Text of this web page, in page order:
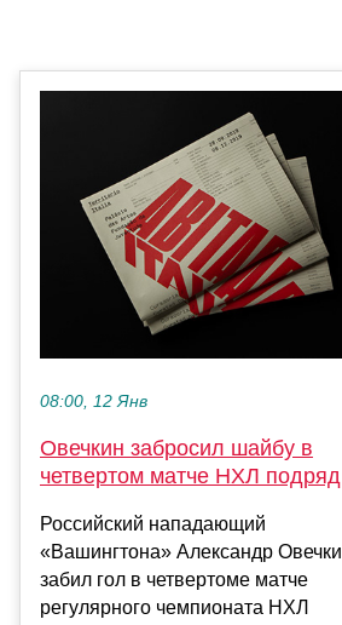
08:00, 12 Янв
Овечкин забросил шайбу в
четвертом матче НХЛ подряд
Российский нападающий
«Вашингтона» Александр
забил гол в четвертоме матче
регулярного чемпионата НХЛ